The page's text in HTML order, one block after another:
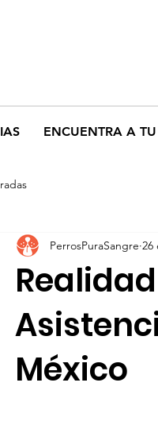
ENCUENTRA A TU
México
PerrosPuraSangre 26